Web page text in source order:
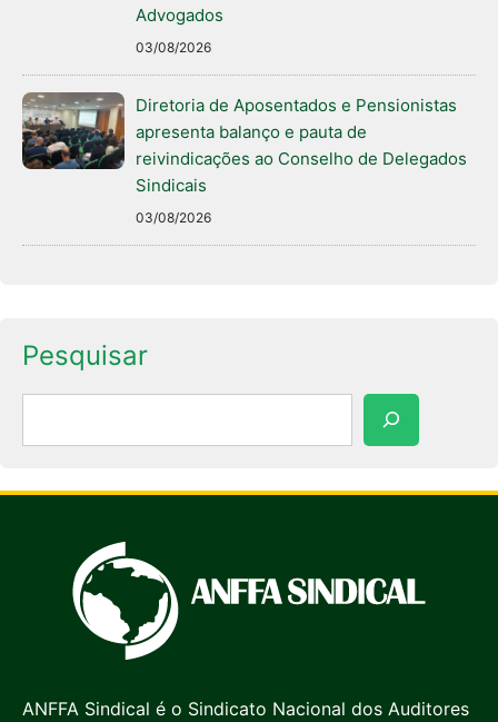
Advogados
03/08/2026
Diretoria de Aposentados e Pensionistas
apresenta balanço e pauta de
reivindicações ao Conselho de Delegados
Sindicais
03/08/2026
Pesquisar
ANFFA Sindical é o Sindicato Nacional dos Auditores